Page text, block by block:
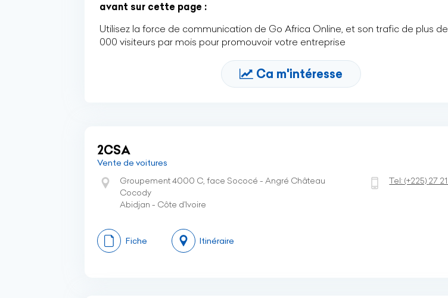
avant sur cette page :
Utilisez la force de communication de Go Africa Online, et son trafic de plus
000 visiteurs par mois pour promouvoir votre entreprise
Ca m'intéresse
2CSA
Vente de voitures
Groupement 4000 C, face Sococé - Angré Château
Cocody
Abidjan - Côte d’Ivoire
Tel:(+225) 27
Fiche Itinéraire